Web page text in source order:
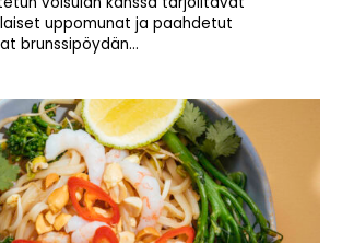
uppomunat ja paahdetut
brunssipöydän...